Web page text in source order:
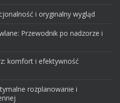
i oryginalny wygląd
Przewodnik po nadzorze i
komfort i efektywność
rozplanowanie i